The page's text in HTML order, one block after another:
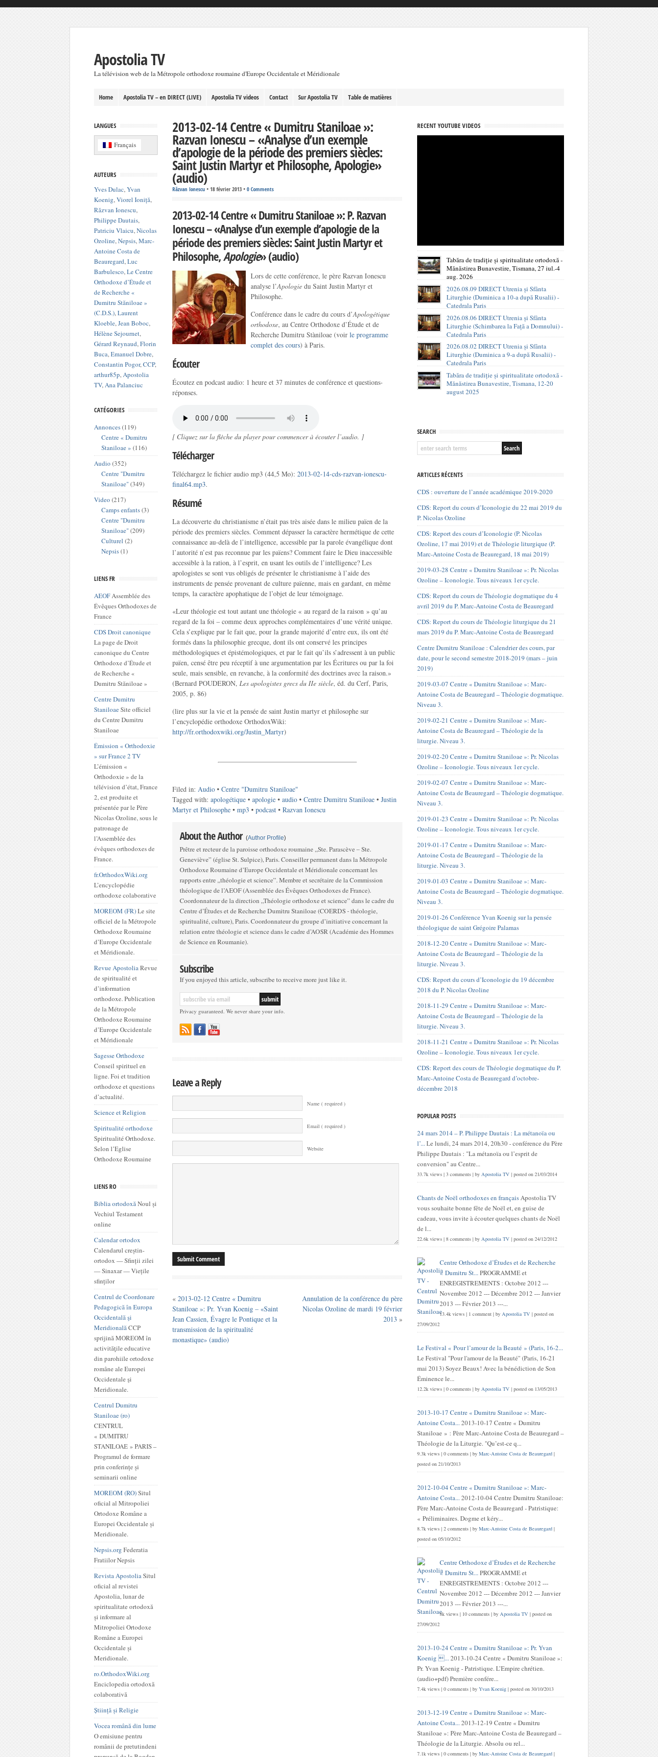
Apostolia TV
La télévision web de la Métropole orthodoxe roumaine d'Europe Occidentale et Méridionale
Home Apostolia TV – en DIRECT (LIVE) Apostolia TV videos Contact Sur Apostolia TV Table de matières
2013-02-14 Centre « Dumitru Staniloae »:
Razvan Ionescu – «Analyse d’un exemple
d’apologie de la période des premiers siècles:
Saint Justin Martyr et Philosophe, Apologie»
(audio)
Răzvan Ionescu • 18 février 2013 •0 Comments
2013-02-14 Centre « Dumitru Staniloae »: P. Razvan
Ionescu – «Analyse d’un exemple d’apologie de la
période des premiers siècles: Saint Justin Martyr et
Philosophe,Apologie» (audio)
Lors de cette conférence, le père Razvan Ionescu
analyse l’Apologie du Saint Justin Martyr et
Philosophe.
Conférence dans le cadre du cours d’Apologétique
orthodoxe, au Centre Orthodoxe d’Étude et de
Recherche Dumitru Stàniloae (voirle programme
complet des cours) à Paris.
Écouter
Écoutez en podcast audio: 1 heure et 37 minutes de conférence et questions-
réponses.
[ Cliquez sur la flèche du player pour commencer à écouter l’audio. ]
Télécharger
Téléchargez le fichier audio mp3 (44,5 Mo):2013-02-14-cds-razvan-ionescu-
final64.mp3.
Résumé
La découverte du christianisme n’était pas très aisée dans le milieu païen de la
période des premiers siècles. Comment dépasser la caractère hermétique de cette
connaissance au-delà de l’intelligence, accessible par la parole évangélique dont
l’autorité n’est pas reconnue par les païens? Comment faire le Dieu inaccessible
accessible à la ration, à l’esprit, en usant les outils de l’intelligence? Les
apologistes se sont vus obligés de présenter le christianisme à l’aide des
instruments de pensée provenant de culture païenne, mais en gardant, en même
temps, la caractère apophatique de l’objet de leur témoignage.
«Leur théologie est tout autant une théologie « au regard de la raison » qu’au
regard de la foi – comme deux approches complémentaires d’une vérité unique.
Cela s’explique par le fait que, pour la grande majorité d’entre eux, ils ont été
formés dans la philosophie grecque, dont ils ont conservé les principes
méthodologiques et épistémologiques, et par le fait qu’ils s’adressent à un public
païen, censé être peu réceptif à une argumentation par les Écritures ou par la foi
seule, mais sensible, en revanche, à la conformité des doctrines avec la raison.»
(Bernard POUDERON,Les apologistes grecs du IIe siècle, éd. du Cerf, Paris,
2005, p. 86)
(lire plus sur la vie et la pensée de saint Justin martyr et philosophe sur
l’encyclopédie orthodoxe OrthodoxWiki:
http://fr.orthodoxwiki.org/Justin_Martyr)
Filed in:Audio •Centre "Dumitru Staniloae"
Tagged with:apologétique •apologie •audio •Centre Dumitru Staniloae •Justin
Martyr et Philosophe •mp3 •podcast •Razvan Ionescu
About the Author (Author Profile)
Prêtre et recteur de la paroisse orthodoxe roumaine „Ste. Parascève – Ste.
Geneviève” (église St. Sulpice), Paris. Conseiller permanent dans la Métropole
Orthodoxe Roumaine d’Europe Occidentale et Méridionale concernant les
rapports entre „théologie et science”. Membre et secrétaire de la Commission
théologique de l’AEOF (Assemblée des Évêques Orthodoxes de France).
Coordonnateur de la direction „Théologie orthodoxe et science” dans le cadre du
Centre d’Études et de Recherche Dumitru Staniloae (COERDS - théologie,
spiritualité, culture), Paris. Coordonnateur du groupe d’initiative concernant la
relation entre théologie et science dans le cadre d’AOSR (Académie des Hommes
de Science en Roumanie).
Subscribe
If you enjoyed this article, subscribe to receive more just like it.
Privacy guaranteed. We never share your info.
Leave a Reply
Name ( required )
Email ( required )
Website
«2013-02-12 Centre « Dumitru
Staniloae »: Pr. Yvan Koenig – «Saint
Jean Cassien, Évagre le Pontique et la
transmission de la spiritualité
monastique» (audio)
Annulation de la conférence du père
Nicolas Ozoline de mardi 19 février
2013 »
LANGUES
Français
AUTEURS
Yves Dulac,Yvan
Koenig,Viorel Ioniță,
Răzvan Ionescu,
Philippe Dautais,
Patriciu Vlaicu,Nicolas
Ozoline,Nepsis,Marc-
Antoine Costa de
Beauregard,Luc
Barbulesco,Le Centre
Orthodoxe d’Étude et
de Recherche «
Dumitru Stăniloae »
(C.D.S.),Laurent
Kloeble,Jean Boboc,
Hélène Sejournet,
Gérard Reynaud,Florin
Buca,Emanuel Dobre,
Constantin Pogor,CCP,
arthur85p,Apostolia
TV,Ana Palanciuc
CATÉGORIES
Annonces(119)
Centre « Dumitru
Staniloae » (116)
Audio (352)
Centre "Dumitru
Staniloae"(349)
Video (217)
Camps enfants(3)
Centre "Dumitru
Staniloae"(209)
Culturel (2)
Nepsis(1)
LIENS FR
AEOFAssemblée des
Évêques Orthodoxes de
France
CDS Droit canonique
La page de Droit
canonique du Centre
Orthodoxe d’Étude et
de Recherche «
Dumitru Stăniloae »
Centre Dumitru
StaniloaeSite officiel
du Centre Dumitru
Staniloae
Émission « Orthodoxie
» sur France 2 TV
L’émission «
Orthodoxie » de la
télévision d’état, France
2, est produite et
présentée par le Père
Nicolas Ozoline, sous le
patronage de
l’Assemblée des
évêques orthodoxes de
France.
fr.OrthodoxWiki.org
L’encyclopédie
orthodoxe colaborative
MOREOM (FR)Le site
officiel de la Métropole
Orthodoxe Roumaine
d’Europe Occidentale
et Méridionale.
Revue ApostoliaRevue
de spiritualité et
d’information
orthodoxe. Publication
de la Métropole
Orthodoxe Roumaine
d’Europe Occidentale
et Méridionale
Sagesse Orthodoxe
Conseil spirituel en
ligne. Foi et tradition
orthodoxe et questions
d’actualité.
Science et Religion
Spiritualité orthodoxe
Spiritualité Orthodoxe.
Selon l’Eglise
Orthodoxe Roumaine
LIENS RO
Biblia ortodoxăNoul și
Vechiul Testament
online
Calendar ortodox
Calendarul creștin-
ortodox — Sfinții zilei
— Sinaxar — Viețile
sfinților
Centrul de Coordonare
Pedagogică în Europa
Occidentală şi
MeridionalăCCP
sprijină MOREOM în
activităţile educative
din parohiile ortodoxe
române ale Europei
Occidentale şi
Meridionale.
Centrul Dumitru
Staniloae (ro)
CENTRUL
« DUMITRU
STANILOAE » PARIS –
Programul de formare
prin conferințe și
seminarii online
MOREOM (RO)Situl
oficial al Mitropoliei
Ortodoxe Române a
Europei Occidentale și
Meridionale.
Nepsis.org Federatia
Fratiilor Nepsis
Revista ApostoliaSitul
oficial al revistei
Apostolia, lunar de
spiritualitate ortodoxă
și informare al
Mitropoliei Ortodoxe
Române a Europei
Occidentale și
Meridionale.
ro.OrthodoxWiki.org
Enciclopedia ortodoxă
colaborativă
Știință și Religie
Vocea română din lume
O emisiune pentru
românii de pretutindeni
RECENT YOUTUBE VIDEOS
Tabăra de tradiție și spiritualitate ortodoxă -
Mănăstirea Bunavestire, Tismana, 27 iul.-4
aug. 2026
2026.08.09 DIRECT Utrenia și Sfânta
Liturghie (Duminica a 10-a după Rusalii) -
Catedrala Paris
2026.08.06 DIRECT Utrenia și Sfânta
Liturghie (Schimbarea la Față a Domnului) -
Catedrala Paris
2026.08.02 DIRECT Utrenia și Sfânta
Liturghie (Duminica a 9-a după Rusalii) -
Catedrala Paris
Tabăra de tradiție și spiritualitate ortodoxă -
Mănăstirea Bunavestire, Tismana, 12-20
august 2025
SEARCH
ARTICLES RÉCENTS
CDS : ouverture de l’année académique 2019-2020
CDS: Report du cours d’Iconologie du 22 mai 2019 du
P. Nicolas Ozoline
CDS: Report des cours d’Iconologie (P. Nicolas
Ozoline, 17 mai 2019) et de Théologie liturgique (P.
Marc-Antoine Costa de Beauregard, 18 mai 2019)
2019-03-28 Centre « Dumitru Staniloae »: Pr. Nicolas
Ozoline – Iconologie. Tous niveaux 1er cycle.
CDS: Report du cours de Théologie dogmatique du 4
avril 2019 du P. Marc-Antoine Costa de Beauregard
CDS: Report du cours de Théologie liturgique du 21
mars 2019 du P. Marc-Antoine Costa de Beauregard
Centre Dumitru Staniloae : Calendrier des cours, par
date, pour le second semestre 2018-2019 (mars – juin
2019)
2019-03-07 Centre « Dumitru Staniloae »: Marc-
Antoine Costa de Beauregard – Théologie dogmatique.
Niveau 3.
2019-02-21 Centre « Dumitru Staniloae »: Marc-
Antoine Costa de Beauregard – Théologie de la
liturgie. Niveau 3.
2019-02-20 Centre « Dumitru Staniloae »: Pr. Nicolas
Ozoline – Iconologie. Tous niveaux 1er cycle.
2019-02-07 Centre « Dumitru Staniloae »: Marc-
Antoine Costa de Beauregard – Théologie dogmatique.
Niveau 3.
2019-01-23 Centre « Dumitru Staniloae »: Pr. Nicolas
Ozoline – Iconologie. Tous niveaux 1er cycle.
2019-01-17 Centre « Dumitru Staniloae »: Marc-
Antoine Costa de Beauregard – Théologie de la
liturgie. Niveau 3.
2019-01-03 Centre « Dumitru Staniloae »: Marc-
Antoine Costa de Beauregard – Théologie dogmatique.
Niveau 3.
2019-01-26 Conférence Yvan Koenig sur la pensée
théologique de saint Grégoire Palamas
2018-12-20 Centre « Dumitru Staniloae »: Marc-
Antoine Costa de Beauregard – Théologie de la
liturgie. Niveau 3.
CDS: Report du cours d’Iconologie du 19 décembre
2018 du P. Nicolas Ozoline
2018-11-29 Centre « Dumitru Staniloae »: Marc-
Antoine Costa de Beauregard – Théologie de la
liturgie. Niveau 3.
2018-11-21 Centre « Dumitru Staniloae »: Pr. Nicolas
Ozoline – Iconologie. Tous niveaux 1er cycle.
CDS: Report des cours de Théologie dogmatique du P.
Marc-Antoine Costa de Beauregard d’octobre-
décembre 2018
POPULAR POSTS
24 mars 2014 – P. Philippe Dautais : La métanoïa ou
l’...Le lundi, 24 mars 2014, 20h30 - conférence du Père
Philippe Dautais : "La métanoïa ou l’esprit de
conversion" au Centre...
33.7k views | 3 comments | by Apostolia TV | posted on 21/03/2014
Chants de Noël orthodoxes en françaisApostolia TV
vous souhaite bonne fête de Noël et, en guise de
cadeau, vous invite à écouter quelques chants de Noël
de l...
22.6k views | 8 comments | by Apostolia TV | posted on 24/12/2012
Centre Orthodoxe d’Études et de Recherche
« Dumitru St...PROGRAMME et
ENREGISTREMENTS : Octobre 2012 ---
Novembre 2012 --- Décembre 2012 --- Janvier
2013 --- Février 2013 ---...
13.4k views | 1 comment | by Apostolia TV | posted on
27/09/2012
Le Festival « Pour l’amour de la Beauté » (Paris, 16-2...
Le Festival "Pour l'amour de la Beauté" (Paris, 16-21
mai 2013) Soyez Beaux! Avec la bénédiction de Son
Éminence le...
12.2k views | 0 comments | by Apostolia TV | posted on 13/05/2013
2013-10-17 Centre « Dumitru Staniloae »: Marc-
Antoine Costa...2013-10-17 Centre « Dumitru
Staniloae » : Père Marc-Antoine Costa de Beauregard –
Théologie de la Liturgie. "Qu’est-ce q...
9.3k views | 0 comments | by Marc-Antoine Costa de Beauregard |
posted on 21/10/2013
2012-10-04 Centre « Dumitru Staniloae »: Marc-
Antoine Costa...2012-10-04 Centre Dumitru Staniloae:
Père Marc-Antoine Costa de Beauregard - Patristique:
« Préliminaires. Dogme et kéry...
8.7k views | 2 comments | by Marc-Antoine Costa de Beauregard |
posted on 05/10/2012
Centre Orthodoxe d’Études et de Recherche
« Dumitru St...PROGRAMME et
ENREGISTREMENTS : Octobre 2012 ---
Novembre 2012 --- Décembre 2012 --- Janvier
2013 --- Février 2013 ---...
8k views | 10 comments | by Apostolia TV | posted on
27/09/2012
2013-10-24 Centre « Dumitru Staniloae »: Pr. Yvan
Koenig ...2013-10-24 Centre « Dumitru Staniloae »:
Pr. Yvan Koenig - Patristique. L’Empire chrétien.
(audio+pdf) Première confére...
7.4k views | 0 comments | by Yvan Koenig | posted on 30/10/2013
2013-12-19 Centre « Dumitru Staniloae »: Marc-
Antoine Costa...2013-12-19 Centre « Dumitru
Staniloae »: Père Marc-Antoine Costa de Beauregard –
Théologie de la Liturgie. Absolu ou rel...
7.1k views | 0 comments | by Marc-Antoine Costa de Beauregard |